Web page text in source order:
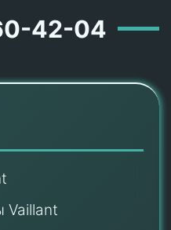
42-04
Vaillant